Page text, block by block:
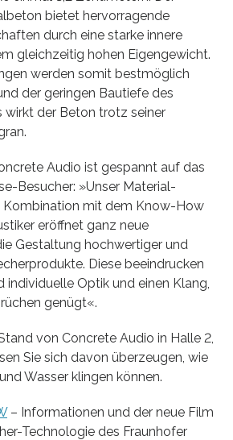
bietet hervorragende
durch eine starke innere
gleichzeitig hohen Eigengewicht.
werden somit bestmöglich
der geringen Bautiefe des
wirkt der Beton trotz seiner
Audio ist gespannt auf das
Besucher: »Unser Material-
Kombination mit dem Know-How
eröffnet ganz neue
Gestaltung hochwertiger und
Diese beeindrucken
individuelle Optik und einen Klang,
genügt«.
von Concrete Audio in Halle 2,
Sie sich davon überzeugen, wie
Wasser klingen können.
– Informationen und der neue Film
Technologie des Fraunhofer